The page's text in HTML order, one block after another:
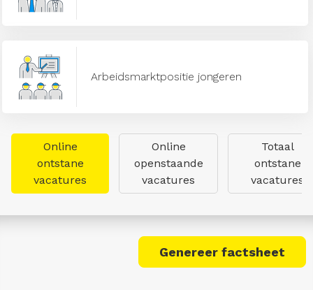
Arbeidsmarktpositie jongeren
Online
ontstane
vacatures
Online
openstaande
vacatures
Totaal
ontstane
vacatures
Genereer factsheet